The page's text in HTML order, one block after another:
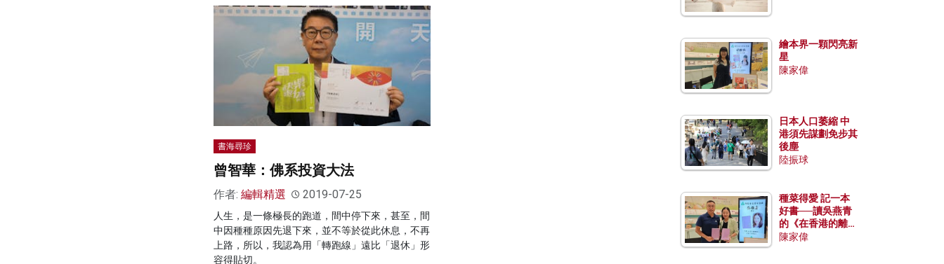
書海尋珍
曾智華：佛系投資大法
作者: 編輯精選 2019-07-25
人生，是一條極長的跑道，間中停下來，甚至，間
中因種種原因先退下來，並不等於從此休息，不再
上路，所以，我認為用「轉跑線」遠比「退休」形
容得貼切。
繪本界一顆閃亮新
星
陳家偉
日本人口萎縮 中
港須先謀劃免步其
後塵
陸振球
種菜得愛 記一本
好書──讀吳燕青
的《在香港的離島
種菜》
陳家偉